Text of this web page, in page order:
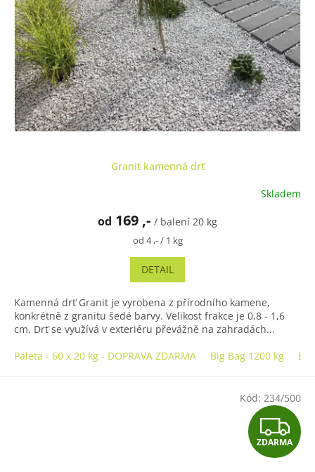
Granit kamenná drť
Skladem
od 169 ,- / balení 20 kg
Měrná
od 4 ,- / 1 kg
DETAIL
Kamenná drť Granit je vyrobena z přírodního kamene,
konkrétně z granitu šedé barvy. Velikost frakce je 0,8 - 1,6
cm. Drť se využívá v exteriéru převážně na zahradách...
Paleta - 60 x 20 kg - DOPRAVA ZDARMA
Big Bag 1200 kg
Z
D
ZDARMA
Kód: 234/500